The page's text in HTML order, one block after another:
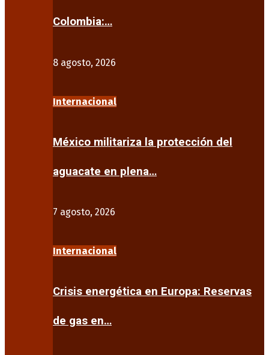
Colombia:…
8 agosto, 2026
Internacional
México militariza la protección del
aguacate en plena…
7 agosto, 2026
Internacional
Crisis energética en Europa: Reservas
de gas en…